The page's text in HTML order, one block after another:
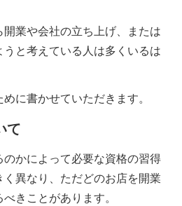
業や会社の立ち上げ、または
と考えている人は多くいるは
に書かせていただきます。
て
かによって必要な資格の習得
異なり、ただどのお店を開業
きことがあります。